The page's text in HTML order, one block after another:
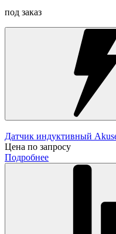
под заказ
Датчик индуктивный
Цена по запросу
Подробнее